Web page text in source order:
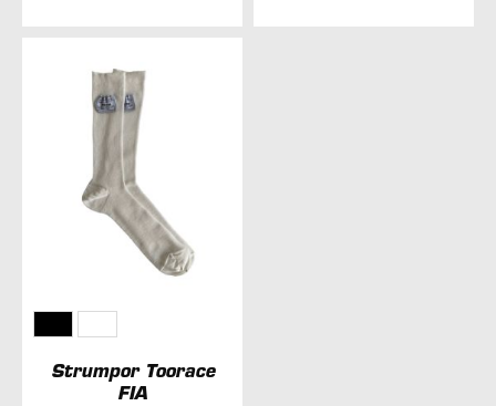
Strumpor Toorace
FIA